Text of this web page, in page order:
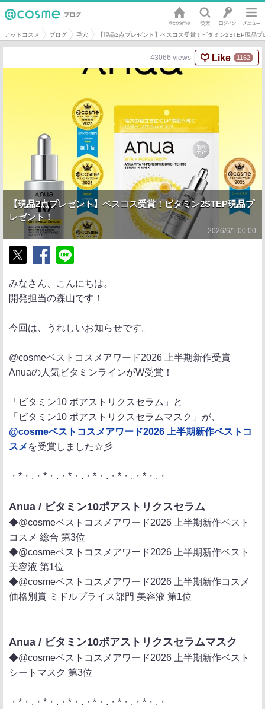
アットコスメ ブログ 毛穴 【現品2点プレゼント】ベスコス受賞！ビタミン2STEP現品プ
43066 views Like 1162
【現品2点プレゼント】ベスコス受賞！ビタミン2STEP現品プ
レゼント！
2026/6/1 00:00
ス
ェ
る
みなさん、こんにちは。
開発担当の森山です！
今回は、うれしいお知らせです。
@cosmeベストコスメアワード2026 上半期新作受賞
Anuaの人気ビタミンラインがW受賞！
「ビタミン10 ポアストリクスセラム」と
「ビタミン10 ポアストリクスセラムマスク」が、
@cosmeベストコスメアワード2026 上半期新作ベストコ
スメ を受賞しました☆彡
・*・.・*・.・*・.・*・.・*・.・*・.・
Anua / ビタミン10ポアストリクスセラム
◆@cosmeベストコスメアワード2026 上半期新作ベスト
コスメ 総合 第3位
◆@cosmeベストコスメアワード2026 上半期新作ベスト
美容液 第1位
◆@cosmeベストコスメアワード2026 上半期新作コスメ
価格別賞 ミドルプライス部門 美容液 第1位
Anua / ビタミン10ポアストリクスセラムマスク
◆@cosmeベストコスメアワード2026 上半期新作ベスト
シートマスク 第3位
・*・.・*・.・*・.・*・.・*・.・*・.・